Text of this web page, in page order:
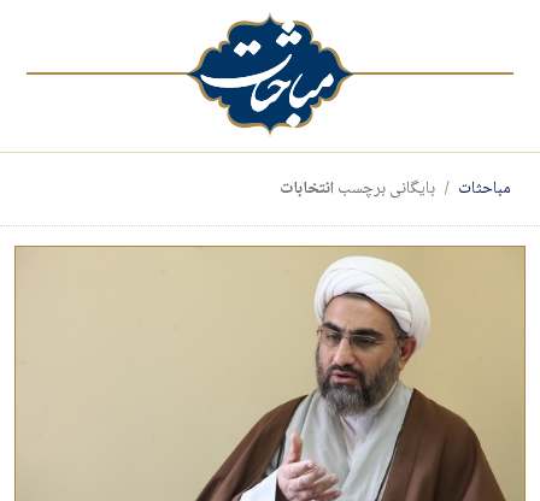
مباحثات بایگانی برچسبانتخابات